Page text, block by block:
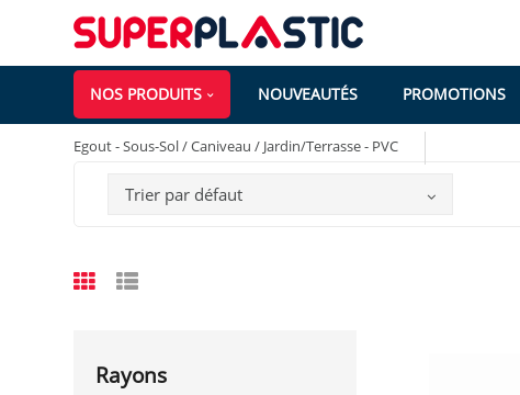
NOS PRODUITS NOUVEAUTÉS PROMOTIONS
Egout - Sous-Sol / Caniveau / Jardin/Terrasse - PVC
Trier par défaut
Rayons